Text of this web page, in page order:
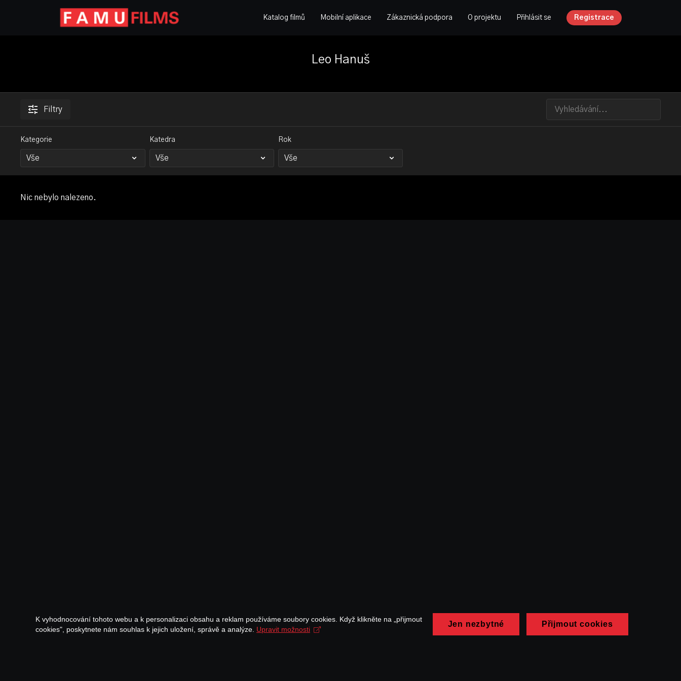
Katalog filmů Mobilní aplikace Zákaznická podpora O projektu Přihlásit se Registrace
Leo Hanuš
Filtry
Kategorie Katedra Rok
Nic nebylo nalezeno.
K vyhodnocování tohoto webu a k personalizaci obsahu a reklam používáme soubory cookies. Když klikněte na „přijmout
cookies", poskytnete nám souhlas k jejich uložení, správě a analýze. Upravit možnosti
Jen nezbytné Přijmout cookies